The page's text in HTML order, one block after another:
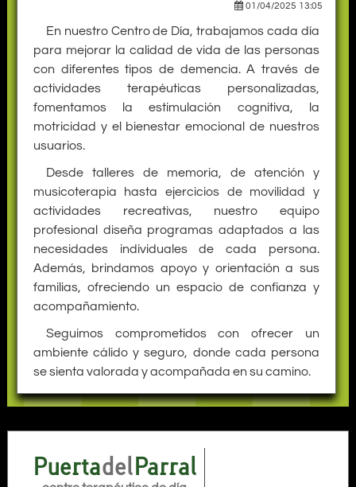
01/04/2025 13:05
En nuestro Centro de Día, trabajamos cada día
para mejorar la calidad de vida de las personas
con diferentes tipos de demencia. A través de
actividades terapéuticas personalizadas,
fomentamos la estimulación cognitiva, la
motricidad y el bienestar emocional de nuestros
usuarios.
Desde talleres de memoria, de atención y
musicoterapia hasta ejercicios de movilidad y
actividades recreativas, nuestro equipo
profesional diseña programas adaptados a las
necesidades individuales de cada persona.
Además, brindamos apoyo y orientación a sus
familias, ofreciendo un espacio de confianza y
acompañamiento.
Seguimos comprometidos con ofrecer un
ambiente cálido y seguro, donde cada persona
se sienta valorada y acompañada en su camino.
Puertadel Parral